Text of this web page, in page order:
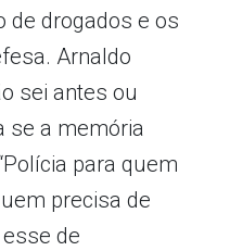
de drogados e os
Arnaldo
sei antes ou
se a memória
para quem
precisa de
esse de